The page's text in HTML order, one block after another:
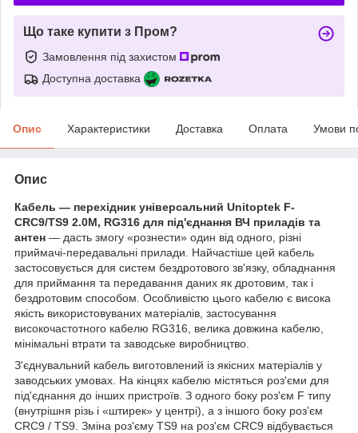
Що таке купити з Пром?
Замовлення під захистом
Доступна доставка
Опис Характеристики Доставка Оплата Умови
Опис
Кабель — перехідник універсальний Unitoptek F-
CRC9/TS9 2.0М, RG316 для під'єднання ВЧ приладів та
антен — дасть змогу «рознести» один від одного, різні
приймачі-передавальні прилади. Найчастіше цей кабель
застосовується для систем бездротового зв'язку, обладнання
для приймання та передавання даних як дротовим, так і
бездротовим способом. Особливістю цього кабелю є висока
якість використовуваних матеріалів, застосування
високочастотного кабелю RG316, велика довжина кабелю,
мінімальні втрати та заводське виробництво.
З'єднувальний кабель виготовлений із якісних матеріалів у
заводських умовах. На кінцях кабелю містяться роз'єми для
під'єднання до інших пристроїв. З одного боку роз'єм F типу
(внутрішня різь і «штирек» у центрі), а з іншого боку роз'єм
CRC9 / TS9. Зміна роз'єму TS9 на роз'єм CRC9 відбувається